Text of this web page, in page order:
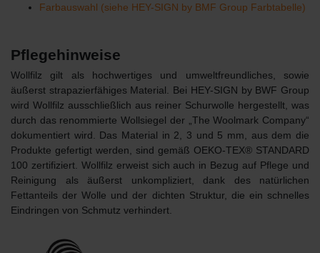
Farbauswahl (siehe HEY-SIGN by BMF Group Farbtabelle)
Pflegehinweise
Wollfilz gilt als hochwertiges und umweltfreundliches, sowie
äußerst strapazierfähiges Material. Bei HEY-SIGN by BWF Group
wird Wollfilz ausschließlich aus reiner Schurwolle hergestellt, was
durch das renommierte Wollsiegel der „The Woolmark Company“
dokumentiert wird. Das Material in 2, 3 und 5 mm, aus dem die
Produkte gefertigt werden, sind gemäß OEKO-TEX® STANDARD
100 zertifiziert. Wollfilz erweist sich auch in Bezug auf Pflege und
Reinigung als äußerst unkompliziert, dank des natürlichen
Fettanteils der Wolle und der dichten Struktur, die ein schnelles
Eindringen von Schmutz verhindert.